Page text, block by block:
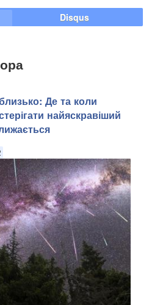
Disqus
Де та коли
найяскравіший